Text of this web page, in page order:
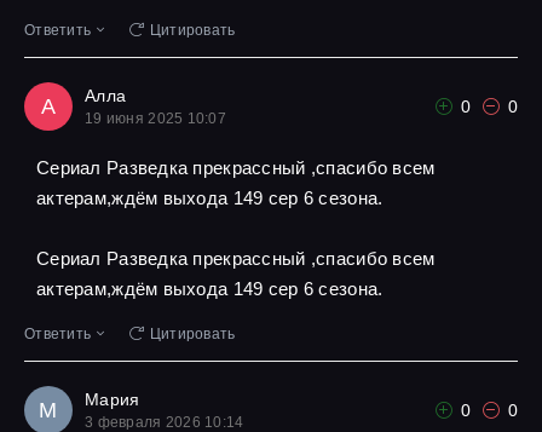
Ответить Цитировать
А Алла
19 июня 2025 10:07
0 0
Сериал Разведка прекрассный ,спасибо всем
актерам,ждём выхода 149 сер 6 сезона.
Сериал Разведка прекрассный ,спасибо всем
актерам,ждём выхода 149 сер 6 сезона.
Ответить Цитировать
М Мария
3 февраля 2026 10:14
0 0